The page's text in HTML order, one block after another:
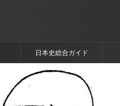
日本史総合ガイド